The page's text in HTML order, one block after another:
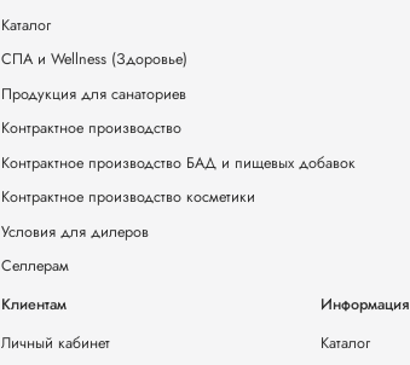
Каталог
СПА и Wellness (Здоровье)
Продукция для санаториев
Контрактное производство
Контрактное производство БАД и пищевых добавок
Контрактное производство косметики
Условия для дилеров
Селлерам
Клиентам
Личный кабинет
Информация
Каталог